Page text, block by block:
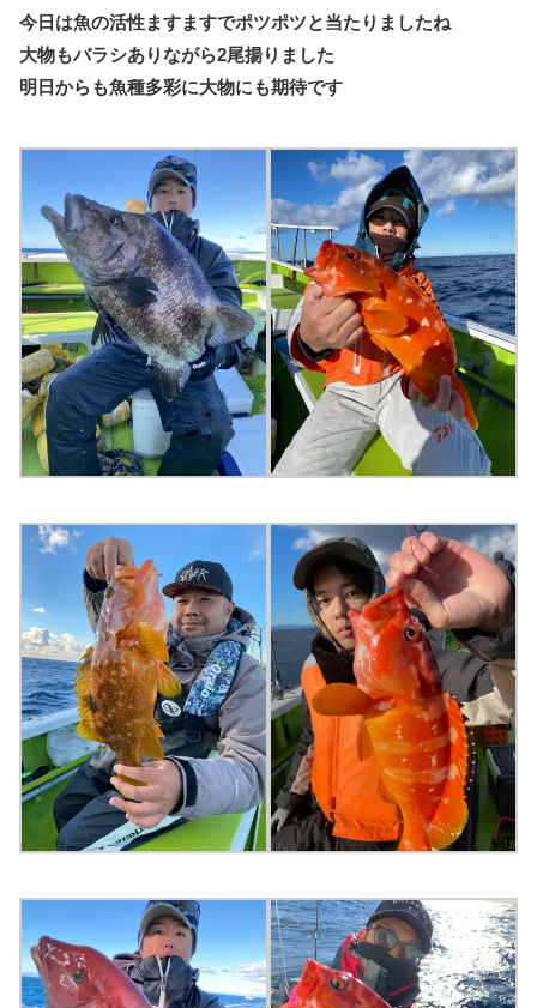
今日は魚の活性ますますでポツポツと当たりましたね
大物もバラシありながら2尾揚りました
明日からも魚種多彩に大物にも期待です